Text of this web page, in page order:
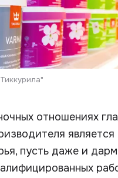
отношениях
пусть даже и